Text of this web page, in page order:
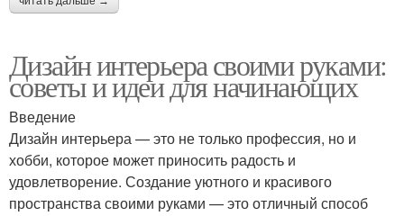
Дизайн интерьера своими руками:
советы и идеи для начинающих
Введение
Дизайн интерьера — это не только профессия, но и
хобби, которое может приносить радость и
удовлетворение. Создание уютного и красивого
пространства своими руками — это отличный способ